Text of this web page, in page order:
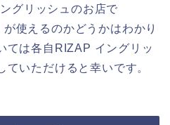
グリッシュのお店で
使えるのかどうかはわかり
ては各自RIZAP イングリッ
ていただけると幸いです。